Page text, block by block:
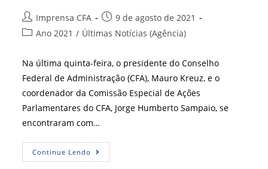
Autor
do
Imprensa CFA
Post
publicado:
9 de agosto de 2021
Categoria
post:
Ano 2021 / Últimas Notícias (Agência)
Na última quinta-feira, o presidente do Conselho
Federal de Administração (CFA), Mauro Kreuz, e o
coordenador da Comissão Especial de Ações
Parlamentares do CFA, Jorge Humberto Sampaio, se
encontraram com…
Continue Lendo Secretário
Colaborou